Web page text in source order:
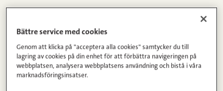
förverkligandet av vår vision. Det var på det senare
sättet som Herr Snellmans nya produkt,malet
nötkött och ärtfärs, föddes.
Bättre service med cookies
Genom att klicka på "acceptera alla cookies" samtycker du till
lagring av cookies på din enhet för att förbättra navigeringen på
webbplatsen, analysera webbplatsens användning och bistå i våra
marknadsföringsinsatser.